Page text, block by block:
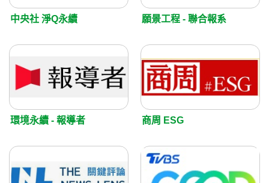
中央社 淨Q永續 願景工程 - 聯合報系
環境永續 - 報導者 商周 ESG